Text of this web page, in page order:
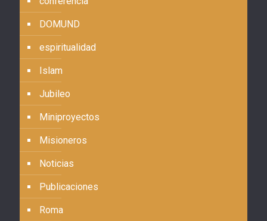
DOMUND
espiritualidad
Islam
Jubileo
Miniproyectos
Misioneros
Noticias
Publicaciones
Roma